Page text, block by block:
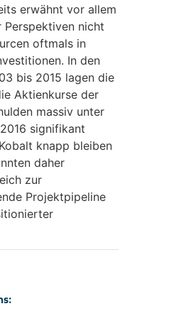
erwähnt vor allem
Perspektiven nicht
oftmals in
In den
bis 2015 lagen die
Aktienkurse der
massiv unter
signifikant
knapp bleiben
daher
zur
Projektpipeline